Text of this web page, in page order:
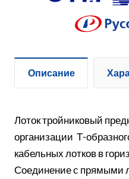
Описание
Лоток тройниковый
организации Т-
кабельных лотков в
Соединение с прямыми